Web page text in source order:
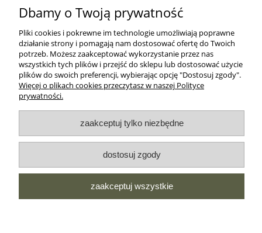
MOROWO
WSZELKIE PRAWA ZASTRZEŻONE MOROWO © 2018
realizacja:
pokaż pełną wersję strony
NASZE ODZNAKI
wyróżnienia są przyznawane przez
Dbamy o Twoją prywatność
Pliki cookies i pokrewne im technologie umożliwiają poprawne
działanie strony i pomagają nam dostosować ofertę do Twoich
potrzeb. Możesz zaakceptować wykorzystanie przez nas
wszystkich tych plików i przejść do sklepu lub dostosować użycie
plików do swoich preferencji, wybierając opcję "Dostosuj zgody".
Więcej o plikach cookies przeczytasz w naszej Polityce
prywatności.
zaakceptuj tylko niezbędne
dostosuj zgody
zaakceptuj wszystkie